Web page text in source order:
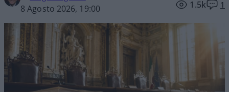
8 Agosto 2026, 19:00
1.5k 1